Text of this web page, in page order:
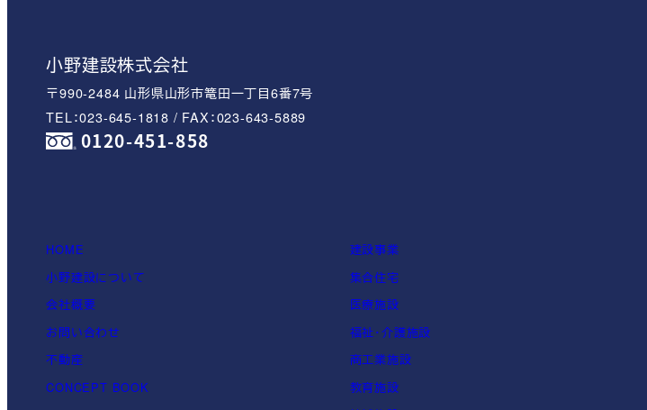
小野建設株式会社
〒990-2484 山形県山形市篭田一丁目6番7号
TEL：023-645-1818 / FAX：023-643-5889
0120-451-858
HOME
小野建設について
会社概要
お問い合わせ
不動産
CONCEPT BOOK
建設事業
集合住宅
医療施設
福祉・介護施設
商工業施設
教育施設